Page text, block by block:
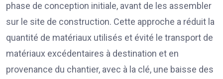
phase de conception initiale, avant de les assembler
sur le site de construction. Cette approche a réduit la
quantité de matériaux utilisés et évité le transport de
matériaux excédentaires à destination et en
provenance du chantier, avec à la clé, une baisse des